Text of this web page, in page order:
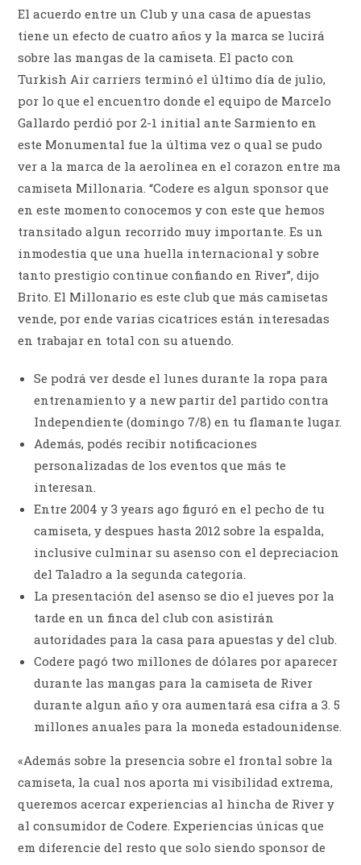
El acuerdo entre un Club y una casa de apuestas
tiene un efecto de cuatro años y la marca se lucirá
sobre las mangas de la camiseta. El pacto con
Turkish Air carriers terminó el último día de julio,
por lo que el encuentro donde el equipo de Marcelo
Gallardo perdió por 2-1 initial ante Sarmiento en
este Monumental fue la última vez o qual se pudo
ver a la marca de la aerolínea en el corazon entre ma
camiseta Millonaria. “Codere es algun sponsor que
en este momento conocemos y con este que hemos
transitado algun recorrido muy importante. Es un
inmodestia que una huella internacional y sobre
tanto prestigio continue confiando en River”, dijo
Brito. El Millonario es este club que más camisetas
vende, por ende varias cicatrices están interesadas
en trabajar en total con su atuendo.
Se podrá ver desde el lunes durante la ropa para
entrenamiento y a new partir del partido contra
Independiente (domingo 7/8) en tu flamante lugar.
Además, podés recibir notificaciones
personalizadas de los eventos que más te
interesan.
Entre 2004 y 3 years ago figuró en el pecho de tu
camiseta, y despues hasta 2012 sobre la espalda,
inclusive culminar su asenso con el depreciacion
del Taladro a la segunda categoría.
La presentación del asenso se dio el jueves por la
tarde en un finca del club con asistirán
autoridades para la casa para apuestas y del club.
Codere pagó two millones de dólares por aparecer
durante las mangas para la camiseta de River
durante algun año y ora aumentará esa cifra a 3. 5
millones anuales para la moneda estadounidense.
«Además sobre la presencia sobre el frontal sobre la
camiseta, la cual nos aporta mi visibilidad extrema,
queremos acercar experiencias al hincha de River y
al consumidor de Codere. Experiencias únicas que
em diferencie del resto que solo siendo sponsor de